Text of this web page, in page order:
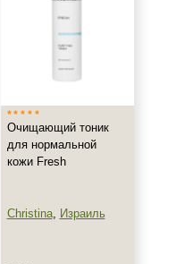
Очищающий тоник
для нормальной
кожи Fresh
Christina, Израиль